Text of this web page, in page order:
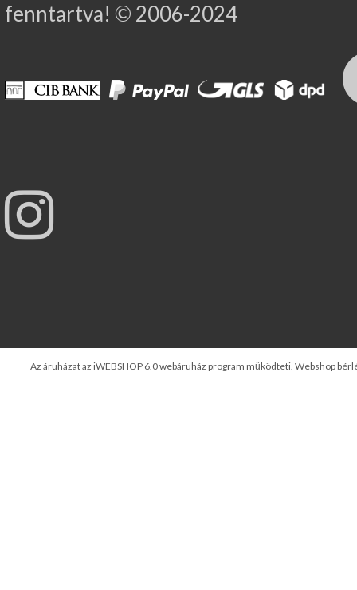
fenntartva! © 2006-2024
Az áruházat az iWEBSHOP 6.0 webáruház program működteti. Webshop